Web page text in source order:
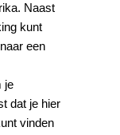
Naast
kunt
een
je
dat je hier
vinden